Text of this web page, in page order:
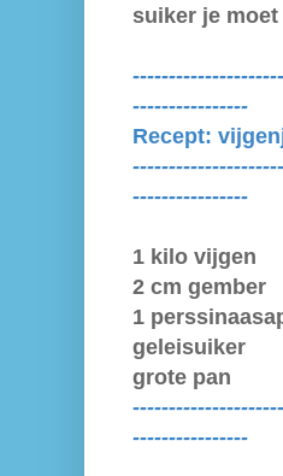
suiker je
----------------
Recept:
----------------
1 kilo vijgen
2 cm gember
1
geleisuiker
grote pan
----------------